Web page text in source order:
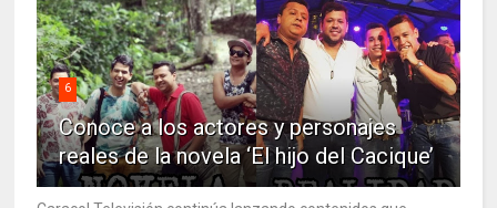
6
Conoce a los actores y personajes
reales de la novela ‘El hijo del Cacique’